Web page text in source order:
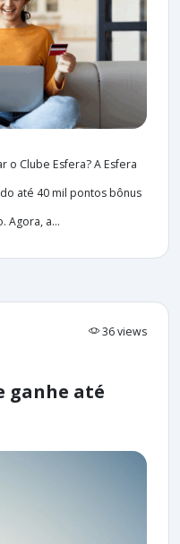
o Clube Esfera? A Esfera
até 40 mil pontos bônus
Agora, a...
36 views
ganhe até